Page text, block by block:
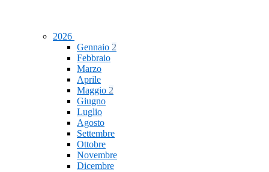
2026
Gennaio 2
Febbraio
Marzo
Aprile
Maggio 2
Giugno
Luglio
Agosto
Settembre
Ottobre
Novembre
Dicembre